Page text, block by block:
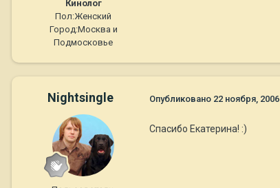
Кинолог
Пол:Женский
Город:Москва и
Подмосковье
Nightsingle Опубликовано 22 ноября, 2006
Спасибо Екатерина! :)